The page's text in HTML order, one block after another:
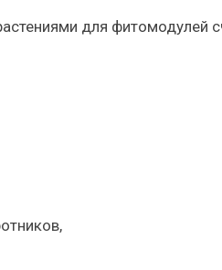
для фитомодулей